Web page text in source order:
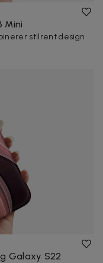
Mini
stilrent design
Galaxy S22